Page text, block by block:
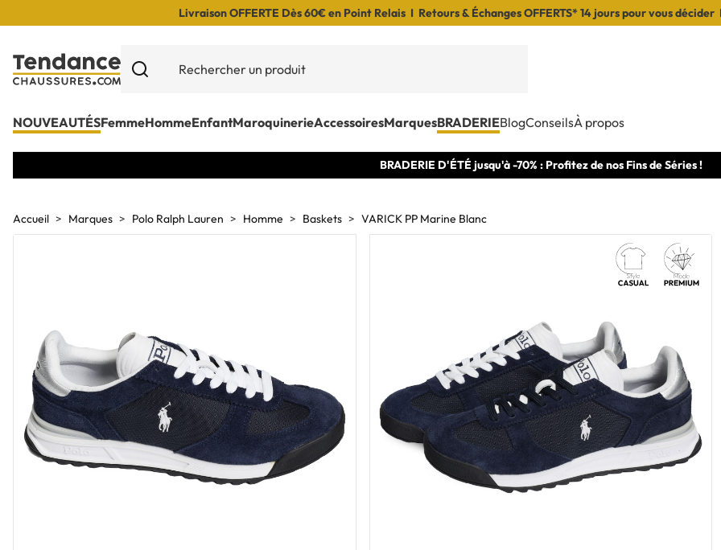
Livraison OFFERTE Dès 60€ en Point Relais I Retours & Échanges OFFERTS* 14 jours pour vous
NOUVEAUTÉSFemmeHommeEnfantMaroquinerieAccessoiresMarquesBRADERIEBlogConseilsÀ propos
BRADERIE D'ÉTÉ jusqu'à -70% : Profitez de nos Fins de Séries !
Accueil Marques Polo Ralph Lauren Homme Baskets VARICK PP Marine Blanc